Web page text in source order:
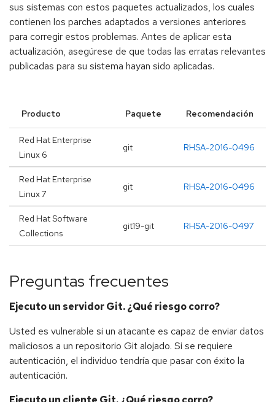
sus sistemas con estos paquetes actualizados, los cuales
contienen los parches adaptados a versiones anteriores
para corregir estos problemas. Antes de aplicar esta
actualización, asegúrese de que todas las erratas relevantes
publicadas para su sistema hayan sido aplicadas.
Producto Paquete Recomendación
Red Hat Enterprise
Linux 6
git RHSA-2016-0496
Red Hat Enterprise
Linux 7
git RHSA-2016-0496
Red Hat Software
Collections
git19-git RHSA-2016-0497
Preguntas frecuentes
Ejecuto un servidor Git. ¿Qué riesgo corro?
Usted es vulnerable si un atacante es capaz de enviar datos
maliciosos a un repositorio Git alojado. Si se requiere
autenticación, el individuo tendría que pasar con éxito la
autenticación.